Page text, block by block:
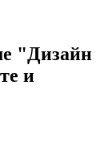
"Дизайн
и